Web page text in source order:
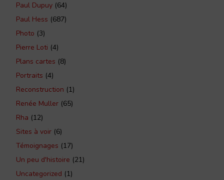
Paul Dupuy (64)
Paul Hess (687)
Photo (3)
Pierre Loti (4)
Plans cartes (8)
Portraits (4)
Reconstruction (1)
Renée Muller (65)
Rha (12)
Sites à voir (6)
Témoignages (17)
Un peu d'histoire (21)
Uncategorized (1)